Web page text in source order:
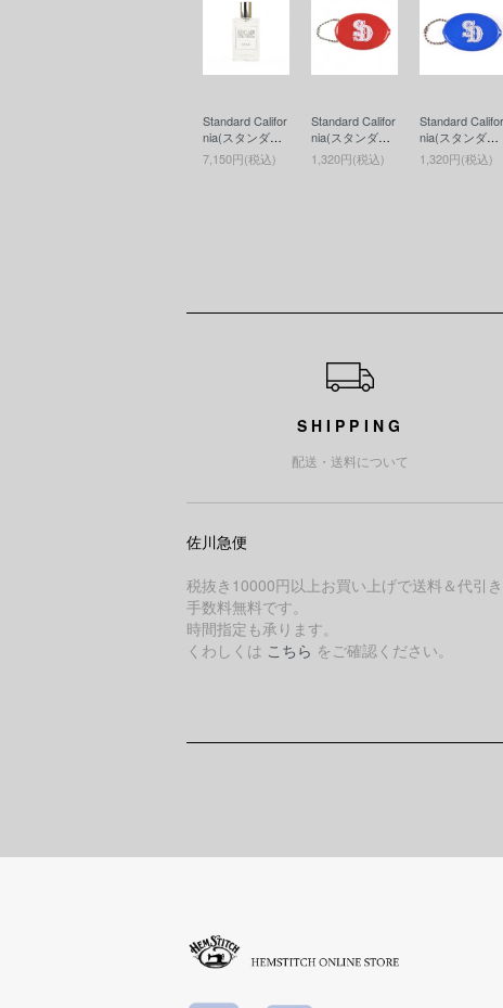
Standard Califor
nia(スタンダー
ドカリフォルニ
ア) SD Fragran
7,150円(税込)
Standard Califor
nia(スタンダー
ドカリフォルニ
ア) SD Coin Ca
1,320円(税込)
Standard Califor
nia(スタンダー
ドカリフォルニ
ア) SD Coin Ca
1,320円(税込)
SHIPPING
配送・送料について
佐川急便
税抜き10000円以上お買い上げで送料＆代引き
手数料無料です。
時間指定も承ります。
くわしくは こちら をご確認ください。